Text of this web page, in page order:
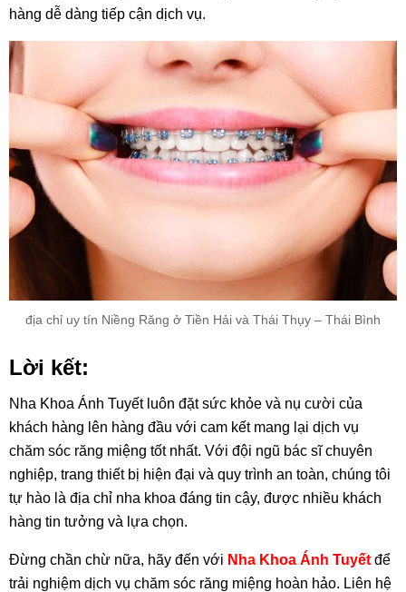
hàng dễ dàng tiếp cận dịch vụ.
địa chỉ uy tín Niềng Răng ở Tiền Hải và Thái Thụy – Thái Bình
Lời kết:
Nha Khoa Ánh Tuyết luôn đặt sức khỏe và nụ cười của
khách hàng lên hàng đầu với cam kết mang lại dịch vụ
chăm sóc răng miệng tốt nhất. Với đội ngũ bác sĩ chuyên
nghiệp, trang thiết bị hiện đại và quy trình an toàn, chúng tôi
tự hào là địa chỉ nha khoa đáng tin cậy, được nhiều khách
hàng tin tưởng và lựa chọn.
Đừng chần chừ nữa, hãy đến với Nha Khoa Ánh Tuyết để
trải nghiệm dịch vụ chăm sóc răng miệng hoàn hảo. Liên hệ